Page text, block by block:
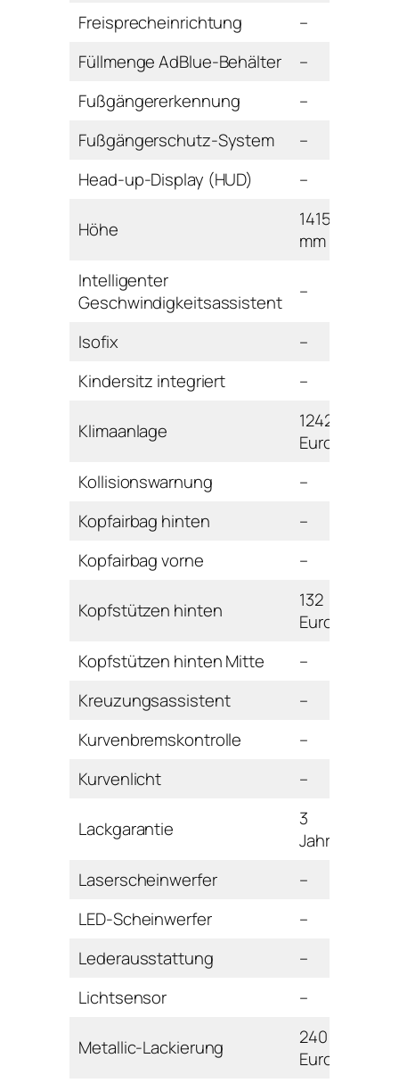
Freisprecheinrichtung
–
Füllmenge AdBlue-Behälter
–
Fußgängererkennung
–
Fußgängerschutz-System
–
Head-up-Display (HUD)
–
Höhe
1415
mm
Intelligenter
Geschwindigkeitsassistent
–
Isofix
–
Kindersitz integriert
–
Klimaanlage
1242
Euro
Kollisionswarnung
–
Kopfairbag hinten
–
Kopfairbag vorne
–
Kopfstützen hinten
132
Euro
Kopfstützen hinten Mitte
–
Kreuzungsassistent
–
Kurvenbremskontrolle
–
Kurvenlicht
–
Lackgarantie
3
Jahre
Laserscheinwerfer
–
LED-Scheinwerfer
–
Lederausstattung
–
Lichtsensor
–
Metallic-Lackierung
240
Euro